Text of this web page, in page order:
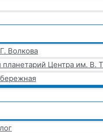
Волкова
планетарий Центра им. В.